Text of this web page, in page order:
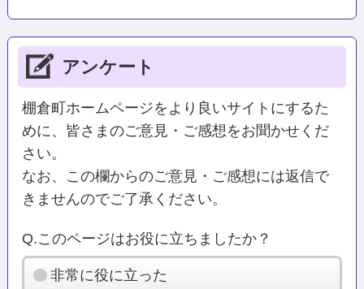
アンケート
棚倉町ホームページをより良いサイトにするた
めに、皆さまのご意見・ご感想をお聞かせくだ
さい。
なお、この欄からのご意見・ご感想には返信で
きませんのでご了承ください。
Q.このページはお役に立ちましたか？
非常に役に立った